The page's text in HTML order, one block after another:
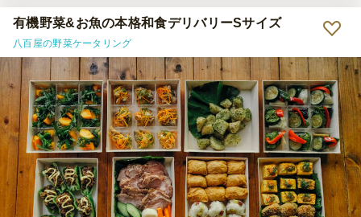
有機野菜&お魚の本格和食デリバリーSサイズ
八百屋の野菜ケータリング